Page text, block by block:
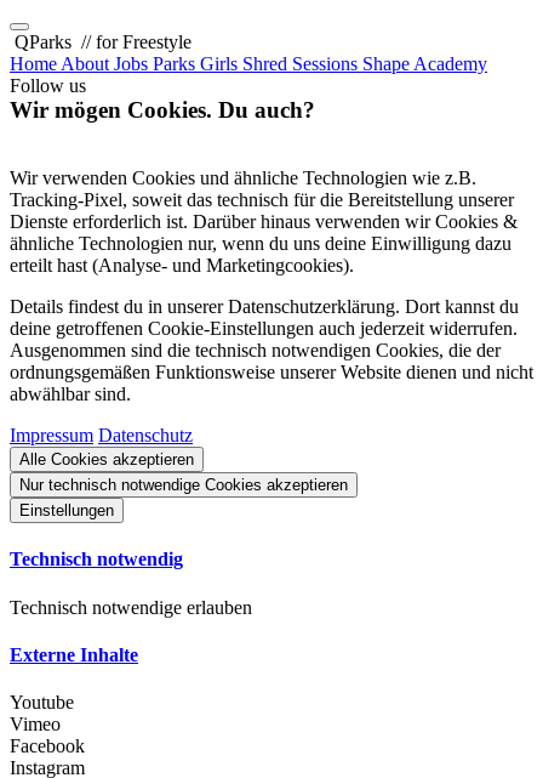
QParks // for Freestyle
Home About Jobs Parks Girls Shred Sessions Shape Academy
Follow us
Wir mögen Cookies. Du auch?
Wir verwenden Cookies und ähnliche Technologien wie z.B.
Tracking-Pixel, soweit das technisch für die Bereitstellung unserer
Dienste erforderlich ist. Darüber hinaus verwenden wir Cookies &
ähnliche Technologien nur, wenn du uns deine Einwilligung dazu
erteilt hast (Analyse- und Marketingcookies).
Details findest du in unserer Datenschutzerklärung. Dort kannst du
deine getroffenen Cookie-Einstellungen auch jederzeit widerrufen.
Ausgenommen sind die technisch notwendigen Cookies, die der
ordnungsgemäßen Funktionsweise unserer Website dienen und nicht
abwählbar sind.
Impressum Datenschutz
Alle Cookies akzeptieren
Nur technisch notwendige Cookies akzeptieren
Einstellungen
Technisch notwendig
Technisch notwendige erlauben
Externe Inhalte
Youtube
Vimeo
Facebook
Instagram